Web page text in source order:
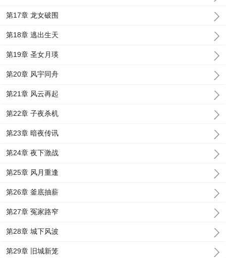
第17章 龙女破围
第18章 逃出生天
第19章 圣女月瑛
第20章 风宇同舟
第21章 风云再起
第22章 子夜杀机
第23章 暗夜传讯
第24章 夜下激战
第25章 风月重逢
第26章 釜底抽薪
第27章 冤家路窄
第28章 城下风波
第29章 旧城新笼